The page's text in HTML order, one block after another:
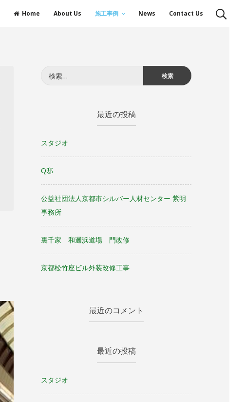
Home About Us 施工事例 News Contact Us
索:
最近の投稿
スタジオ
Q邸
公益社団法人京都市シルバー人材センター 紫明
事務所
裏千家 和邇浜道場 門改修
京都松竹座ビル外装改修工事
最近のコメント
最近の投稿
スタジオ